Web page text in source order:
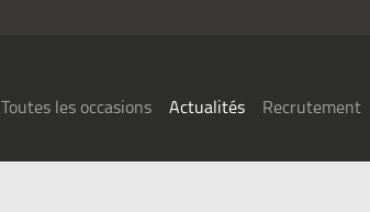
Toutes les occasions Actualités Recrutement